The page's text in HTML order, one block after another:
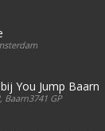
You Jump Baarn
Baarn3741 GP